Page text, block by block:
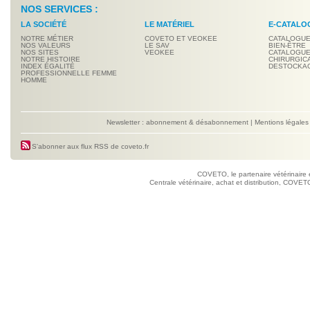
NOS SERVICES :
LA SOCIÉTÉ
NOTRE MÉTIER
NOS VALEURS
NOS SITES
NOTRE HISTOIRE
INDEX ÉGALITÉ
PROFESSIONNELLE FEMME
HOMME
LE MATÉRIEL
COVETO ET VEOKEE
LE SAV
VEOKEE
E-
BIEN-ÊTRE
Newsletter : abonnement & désabonnement | Mentions légales
S'abonner aux flux RSS de coveto.fr
COVETO, le partenaire
Centrale vétérinaire, achat et distribution,